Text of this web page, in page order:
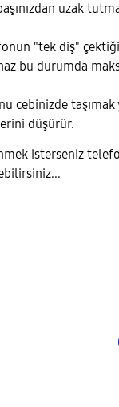
uzak
"tek diş"
bu durumda
cebinizde taşımak
düşürür.
isterseniz